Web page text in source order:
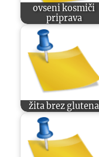
ovseni kosmiči
priprava
žita brez glutena